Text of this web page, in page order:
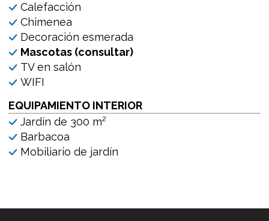
Calefacción
Chimenea
Decoración esmerada
Mascotas (consultar)
TV en salón
WIFI
EQUIPAMIENTO INTERIOR
Jardín de 300 m²
Barbacoa
Mobiliario de jardín